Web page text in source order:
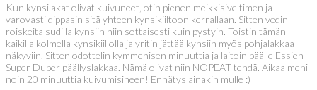
Kun kynsilakat olivat kuivuneet, otin pienen meikkisiveltimen ja
varovasti dippasin sitä yhteen kynsikiiltoon kerrallaan. Sitten vedin
roiskeita sudilla kynsiin niin sottaisesti kuin pystyin. Toistin tämän
kaikilla kolmella kynsikiillolla ja yritin jättää kynsiin myös pohjalakkaa
näkyviin. Sitten odottelin kymmenisen minuuttia ja laitoin päälle Essien
Super Duper päällyslakkaa. Nämä olivat niin NOPEAT tehdä. Aikaa meni
noin 20 minuuttia kuivumisineen! Ennätys ainakin mulle :)